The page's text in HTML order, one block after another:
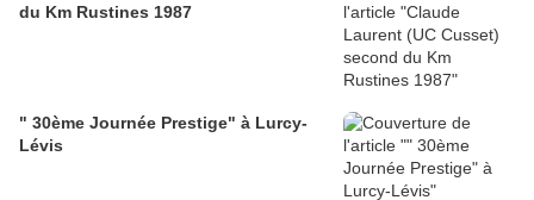
du Km Rustines 1987
" 30ème Journée Prestige" à Lurcy-
Lévis